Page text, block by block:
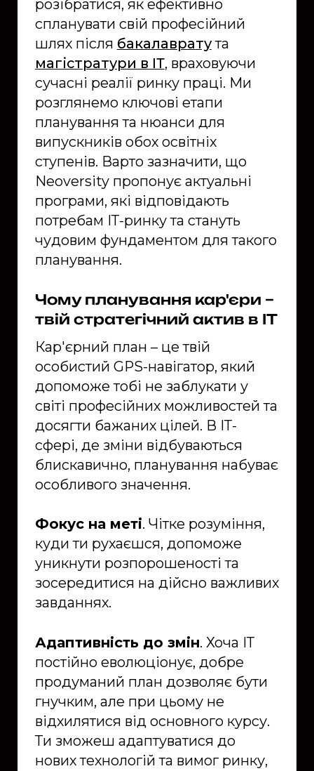
розібратися, як ефективно
спланувати свій професійний
шлях після бакалавратута
магістратури в ІТ, враховуючи
сучасні реалії ринку праці. Ми
розглянемо ключові етапи
планування та нюанси для
випускників обох освітніх
ступенів. Варто зазначити, що
Neoversity пропонує актуальні
програми, які відповідають
потребам ІТ-ринку та стануть
чудовим фундаментом для такого
планування.
Чому планування кар'єри –
твій стратегічний актив в ІТ
Кар'єрний план – це твій
особистий GPS-навігатор, який
допоможе тобі не заблукати у
світі професійних можливостей та
досягти бажаних цілей. В ІТ-
сфері, де зміни відбуваються
блискавично, планування набуває
особливого значення.
Фокус на меті. Чітке розуміння,
куди ти рухаєшся, допоможе
уникнути розпорошеності та
зосередитися на дійсно важливих
завданнях.
Адаптивність до змін. Хоча ІТ
постійно еволюціонує, добре
продуманий план дозволяє бути
гнучким, але при цьому не
відхилятися від основного курсу.
Ти зможеш адаптуватися до
нових технологій та вимог ринку,